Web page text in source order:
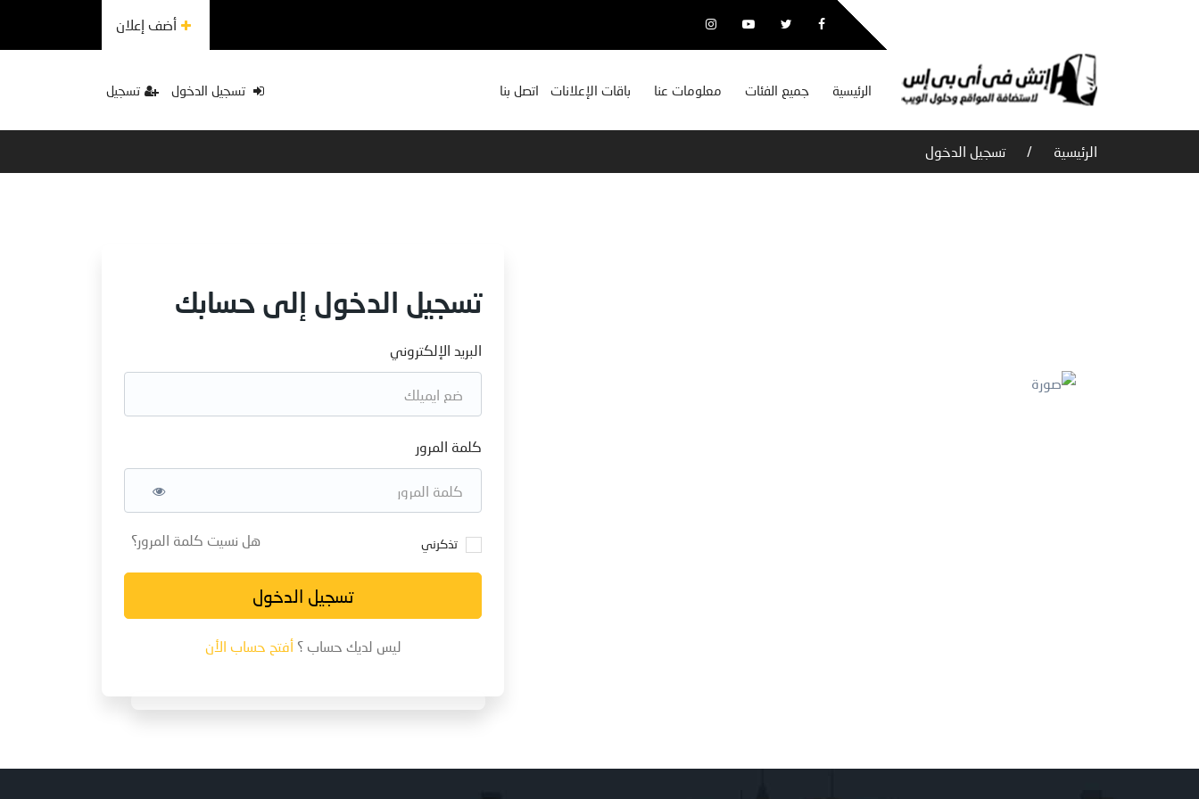
أضف إعلان
الرئيسية جميع الفئات معلومات عنا باقات الإعلانات اتصل بنا تسجيل الدخول تسجيل
الرئيسية تسجيل الدخول
تسجيل الدخول إلى حسابك
البريد الإلكتروني
كلمة المرور
تذكرني هل نسيت كلمة المرور؟
تسجيل الدخول
ليس لديك حساب ؟ أفتح حساب الأن